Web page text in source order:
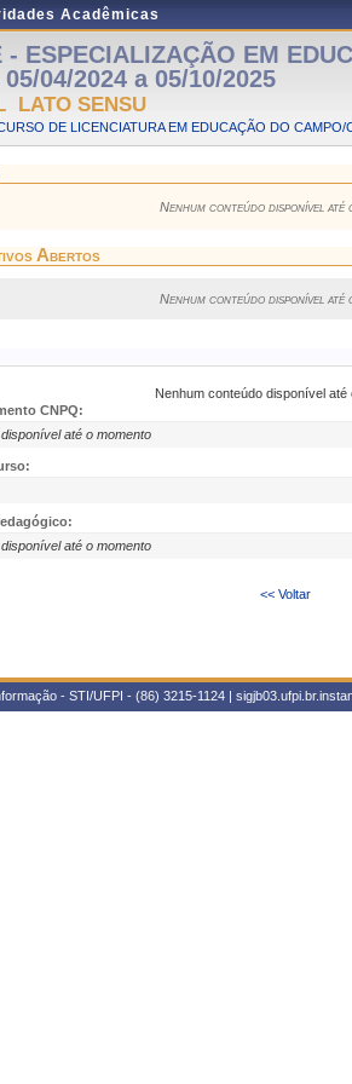
Acadêmicas
- ESPECIALIZAÇÃO EM
04/2024 a 05/10/2025
LATO SENSU
DE LICENCIATURA EM EDUCAÇÃO DO CAMPO/
Nenhum conteúdo disponível até
Abertos
Nenhum conteúdo disponível até
Nenhum conteúdo disponível até
CNPQ:
até o momento
até o momento
<< Voltar
- STI/UFPI - (86) 3215-1124 |